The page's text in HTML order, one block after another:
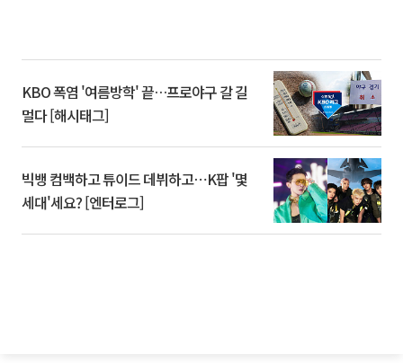
KBO 폭염 '여름방학' 끝…프로야구 갈 길
멀다 [해시태그]
빅뱅 컴백하고 튜이드 데뷔하고⋯K팝 '몇
세대'세요? [엔터로그]